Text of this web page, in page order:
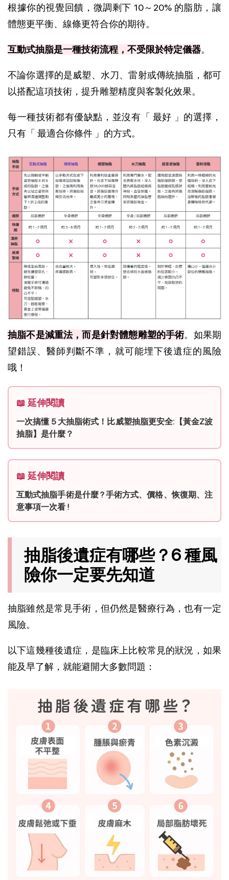
根據你的視覺回饋，微調剩下 10～20% 的脂肪，讓
體態更平衡、線條更符合你的期待。
互動式抽脂是一種技術流程，不受限於特定儀器。
不論你選擇的是威塑、水刀、雷射或傳統抽脂，都可
以搭配這項技術，提升雕塑精度與客製化效果。
每一種技術都有優缺點，並沒有「 最好 」的選擇，
只有「 最適合你條件 」的方式。
抽脂不是減重法，而是針對體態雕塑的手術。如果期
望錯誤、醫師判斷不準，就可能埋下後遺症的風險
哦！
📖 延伸閱讀
一次搞懂５大抽脂術式！比威塑抽脂更安全:【黃金Z波
抽脂】是什麼？
📖 延伸閱讀
互動式抽脂手術是什麼 ? 手術方式、價格、恢復期、注
意事項一次看 !
抽脂後遺症有哪些？6 種風
險你一定要先知道
抽脂雖然是常見手術，但仍然是醫療行為，也有一定
風險。
以下這幾種後遺症，是臨床上比較常見的狀況，如果
能及早了解，就能避開大多數問題：